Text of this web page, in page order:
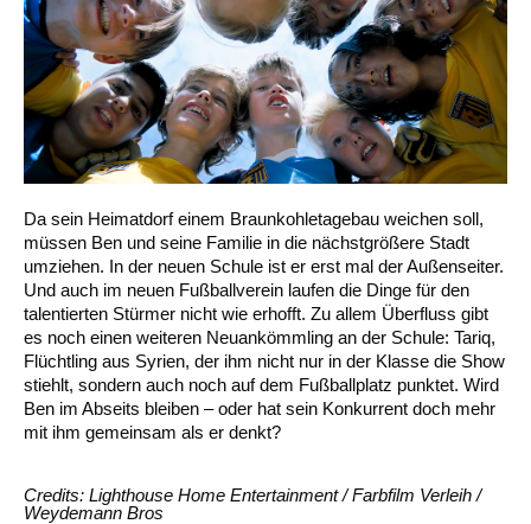
Da sein Heimatdorf einem Braunkohletagebau weichen soll,
müssen Ben und seine Familie in die nächstgrößere Stadt
umziehen. In der neuen Schule ist er erst mal der Außenseiter.
Und auch im neuen Fußballverein laufen die Dinge für den
talentierten Stürmer nicht wie erhofft. Zu allem Überfluss gibt
es noch einen weiteren Neuankömmling an der Schule: Tariq,
Flüchtling aus Syrien, der ihm nicht nur in der Klasse die Show
stiehlt, sondern auch noch auf dem Fußballplatz punktet. Wird
Ben im Abseits bleiben – oder hat sein Konkurrent doch mehr
mit ihm gemeinsam als er denkt?
Credits: Lighthouse Home Entertainment / Farbfilm Verleih /
Weydemann Bros